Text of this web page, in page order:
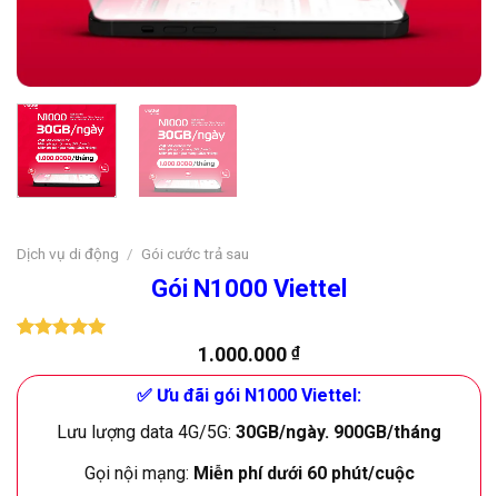
Dịch vụ di động / Gói cước trả sau
Gói N1000 Viettel
đánh giá
1.000.000 ₫
✅ Ưu đãi gói N1000 Viettel:
Lưu lượng data 4G/5G: 30GB/ngày. 900GB/tháng
Gọi nội mạng: Miễn phí dưới 60 phút/cuộc